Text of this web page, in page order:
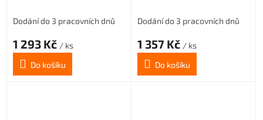
Dodání do 3 pracovních dnů
1 293 Kč / ks
Do košíku
Dodání do 3 pracovních dnů
1 357 Kč / ks
Do košíku